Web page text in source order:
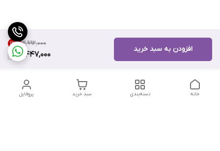
۳٬۹۹۲٬۰۰۰ 13%
3,447,000
افزودن به سبد خرید
پروفایل سبد خرید دسته‌بندی خانه